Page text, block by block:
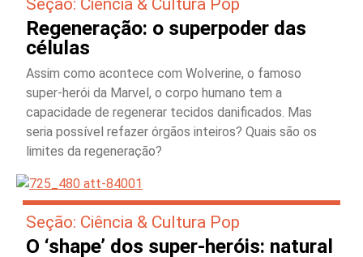
Regeneração: o superpoder das
células
Assim como acontece com Wolverine, o famoso
super-herói da Marvel, o corpo humano tem a
capacidade de regenerar tecidos danificados. Mas
seria possível refazer órgãos inteiros? Quais são os
limites da regeneração?
Seção: Ciência & Cultura Pop
O ‘shape’ dos super-heróis: natural